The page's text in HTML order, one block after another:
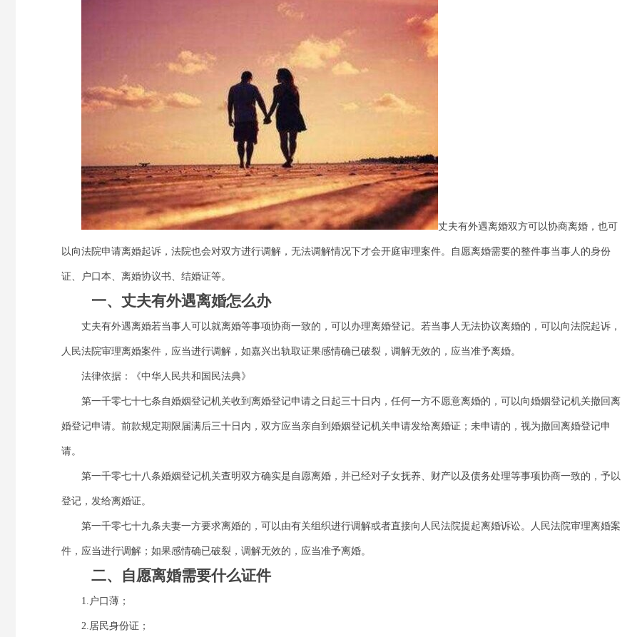
丈夫有外遇离婚双方可以协商离婚，也可
以向法院申请离婚起诉，法院也会对双方进行调解，无法调解情况下才会开庭审理案件。自愿离婚需要的整件事当事人的身份
证、户口本、离婚协议书、结婚证等。
一、丈夫有外遇离婚怎么办
丈夫有外遇离婚若当事人可以就离婚等事项协商一致的，可以办理离婚登记。若当事人无法协议离婚的，可以向法院起诉，
人民法院审理离婚案件，应当进行调解，如嘉兴出轨取证果感情确已破裂，调解无效的，应当准予离婚。
法律依据：《中华人民共和国民法典》
第一千零七十七条自婚姻登记机关收到离婚登记申请之日起三十日内，任何一方不愿意离婚的，可以向婚姻登记机关撤回离
婚登记申请。前款规定期限届满后三十日内，双方应当亲自到婚姻登记机关申请发给离婚证；未申请的，视为撤回离婚登记申
请。
第一千零七十八条婚姻登记机关查明双方确实是自愿离婚，并已经对子女抚养、财产以及债务处理等事项协商一致的，予以
登记，发给离婚证。
第一千零七十九条夫妻一方要求离婚的，可以由有关组织进行调解或者直接向人民法院提起离婚诉讼。人民法院审理离婚案
件，应当进行调解；如果感情确已破裂，调解无效的，应当准予离婚。
二、自愿离婚需要什么证件
1.户口薄；
2.居民身份证；